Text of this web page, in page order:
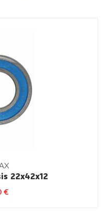
22x42x12
€